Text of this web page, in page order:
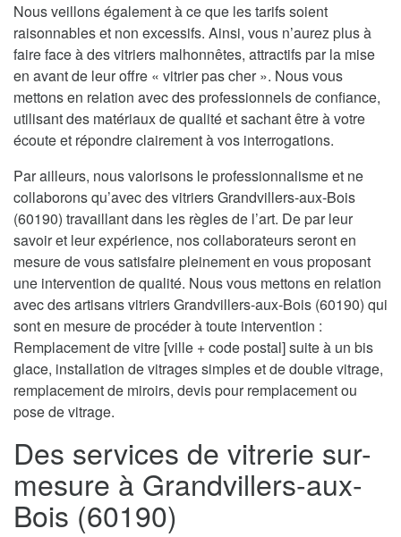
Nous veillons également à ce que les tarifs soient
raisonnables et non excessifs. Ainsi, vous n’aurez plus à
faire face à des vitriers malhonnêtes, attractifs par la mise
en avant de leur offre « vitrier pas cher ». Nous vous
mettons en relation avec des professionnels de confiance,
utilisant des matériaux de qualité et sachant être à votre
écoute et répondre clairement à vos interrogations.
Par ailleurs, nous valorisons le professionnalisme et ne
collaborons qu’avec des vitriers Grandvillers-aux-Bois
(60190) travaillant dans les règles de l’art. De par leur
savoir et leur expérience, nos collaborateurs seront en
mesure de vous satisfaire pleinement en vous proposant
une intervention de qualité. Nous vous mettons en relation
avec des artisans vitriers Grandvillers-aux-Bois (60190) qui
sont en mesure de procéder à toute intervention :
Remplacement de vitre [ville + code postal] suite à un bis
glace, installation de vitrages simples et de double vitrage,
remplacement de miroirs, devis pour remplacement ou
pose de vitrage.
Des services de vitrerie sur-
mesure à Grandvillers-aux-
Bois (60190)